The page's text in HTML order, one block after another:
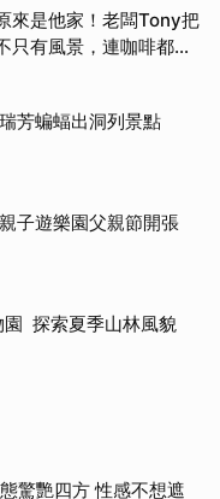
來是他家！老闆Tony把
有風景，連咖啡都好
芳蝙蝠出洞列景點
子遊樂園父親節開張
探索夏季山林風貌
驚艷四方 性感不想遮